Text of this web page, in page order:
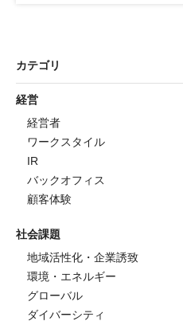
カテゴリ
経営
経営者
ワークスタイル
IR
バックオフィス
顧客体験
社会課題
地域活性化・企業誘致
環境・エネルギー
グローバル
ダイバーシティ